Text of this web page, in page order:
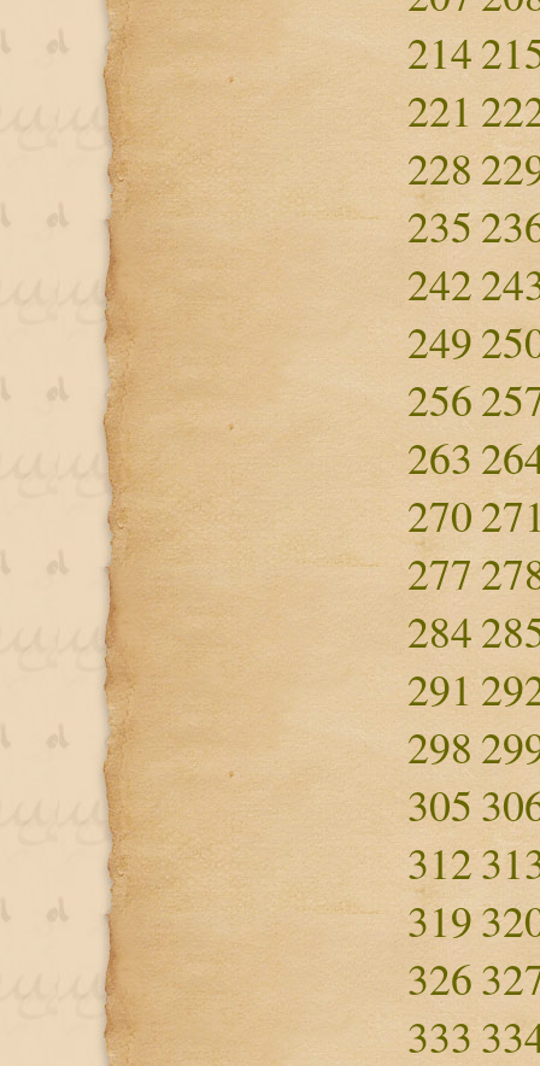
214
221
228
235
242
249
256
263
270
277
284
291
298
305
312
319
326
333